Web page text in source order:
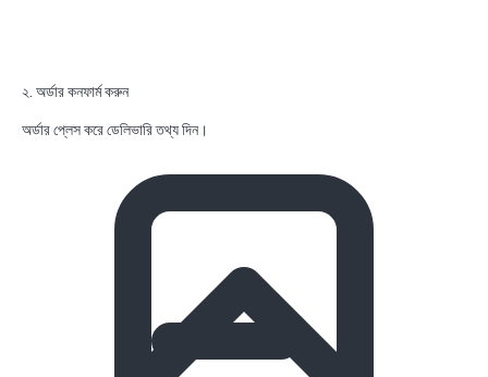
২. অর্ডার কনফার্ম করুন
অর্ডার প্লেস করে ডেলিভারি তথ্য দিন।